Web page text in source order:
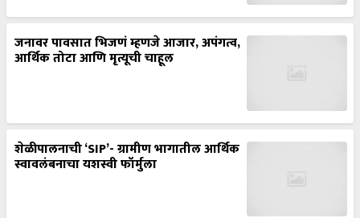
जनावर पावसात भिजणं म्हणजे आजार, अपंगत्व,
आर्थिक तोटा आणि मृत्यूची चाहूल
शेळीपालनाची ‘SIP’- ग्रामीण भागातील आर्थिक
स्वावलंबनाचा यशस्वी फॉर्मुला